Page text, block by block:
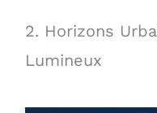
2. Horizons
Lumineux